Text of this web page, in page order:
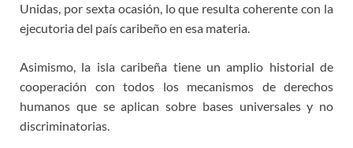
Unidas, por sexta ocasión, lo que resulta coherente con la
ejecutoria del país caribeño en esa materia.
Asimismo, la isla caribeña tiene un amplio historial de
cooperación con todos los mecanismos de derechos
humanos que se aplican sobre bases universales y no
discriminatorias.